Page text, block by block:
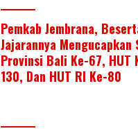
Pemkab Jembrana,
Jajarannya Mengucapkan
Provinsi Bali Ke-67, HUT
130, Dan HUT RI Ke-80